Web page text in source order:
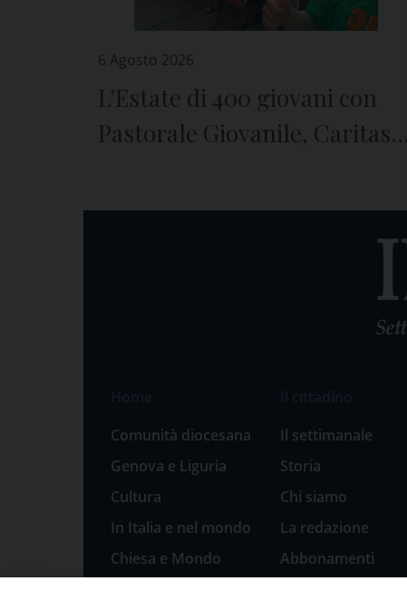
6 Agosto 2026
L’Estate di 400 giovani con
Pastorale Giovanile, Caritas e
Comunità diocesana
Genova e Liguria
Cultura
In Italia e nel mondo
Chiesa e Mondo
Il settimanale
Storia
Chi siamo
La redazione
Abbonamenti